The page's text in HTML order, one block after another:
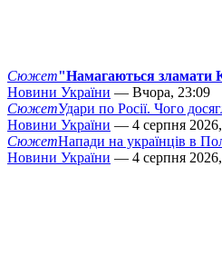
Сюжет"Намагаються зламати
Новини України — Вчора, 23:09
СюжетУдари по Росії. Чого
Новини України — 4 серпня
СюжетНапади на українців в
Новини України — 4 серпня